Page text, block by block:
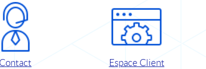
Contact Espace Client